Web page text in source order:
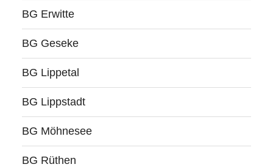
BG Erwitte
BG Geseke
BG Lippetal
BG Lippstadt
BG Möhnesee
BG Rüthen